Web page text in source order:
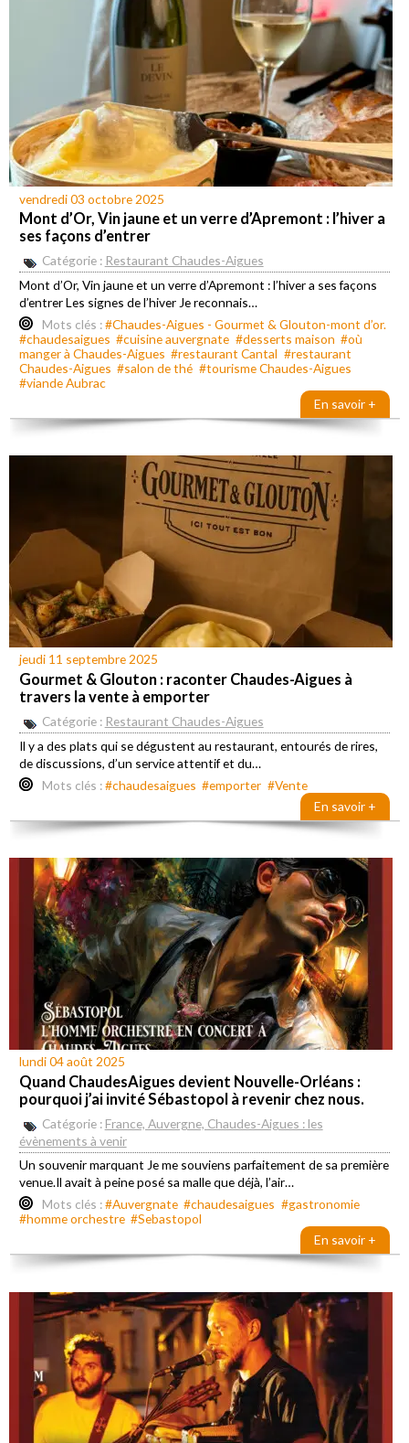
vendredi 03 octobre 2025
Mont d’Or, Vin jaune et un verre d’Apremont : l’hiver a
ses façons d’entrer
Catégorie : Restaurant Chaudes-Aigues
Mont d’Or, Vin jaune et un verre d’Apremont : l’hiver a ses façons
d’entrer Les signes de l’hiver Je reconnais…
Mots clés :#Chaudes-Aigues - Gourmet & Glouton-mont d’or.
#chaudesaigues #cuisine auvergnate #desserts maison #où
manger à Chaudes-Aigues #restaurant Cantal #restaurant
Chaudes-Aigues #salon de thé #tourisme Chaudes-Aigues
#viande Aubrac
En savoir +
jeudi 11 septembre 2025
Gourmet & Glouton : raconter Chaudes-Aigues à
travers la vente à emporter
Catégorie : Restaurant Chaudes-Aigues
Il y a des plats qui se dégustent au restaurant, entourés de rires,
de discussions, d’un service attentif et du…
Mots clés :#chaudesaigues #emporter #Vente
En savoir +
lundi 04 août 2025
Quand ChaudesAigues devient Nouvelle-Orléans :
pourquoi j’ai invité Sébastopol à revenir chez nous.
Catégorie : France, Auvergne, Chaudes-Aigues : les
évènements à venir
Un souvenir marquant Je me souviens parfaitement de sa première
venue.Il avait à peine posé sa malle que déjà, l’air…
Mots clés :#Auvergnate #chaudesaigues #gastronomie
#homme orchestre #Sebastopol
En savoir +